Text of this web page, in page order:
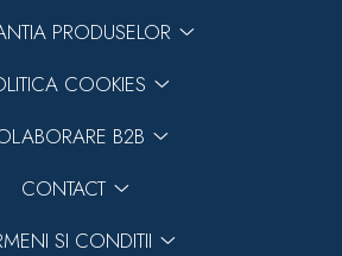
PRODUSELOR
COOKIES
B2B
CONTACT
SI CONDITII